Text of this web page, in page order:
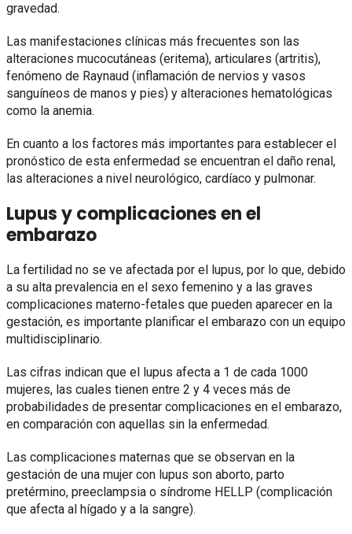
gravedad.
Las manifestaciones clínicas más frecuentes son las
alteraciones mucocutáneas (eritema), articulares (artritis),
fenómeno de Raynaud (inflamación de nervios y vasos
sanguíneos de manos y pies) y alteraciones hematológicas
como la anemia.
En cuanto a los factores más importantes para establecer el
pronóstico de esta enfermedad se encuentran el daño renal,
las alteraciones a nivel neurológico, cardíaco y pulmonar.
Lupus y complicaciones en el
embarazo
La fertilidad no se ve afectada por el lupus, por lo que, debido
a su alta prevalencia en el sexo femenino y a las graves
complicaciones materno-fetales que pueden aparecer en la
gestación, es importante planificar el embarazo con un equipo
multidisciplinario.
Las cifras indican que el lupus afecta a 1 de cada 1000
mujeres, las cuales tienen entre 2 y 4 veces más de
probabilidades de presentar complicaciones en el embarazo,
en comparación con aquellas sin la enfermedad.
Las complicaciones maternas que se observan en la
gestación de una mujer con lupus son aborto, parto
pretérmino, preeclampsia o síndrome HELLP (complicación
que afecta al hígado y a la sangre).